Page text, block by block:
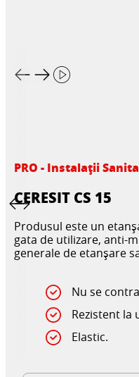
PRO - Instalații
CERESIT CS 15
Produsul este un
gata de utilizare, anti-
generale de etanșare
Nu se
Rezistent la
Elastic.